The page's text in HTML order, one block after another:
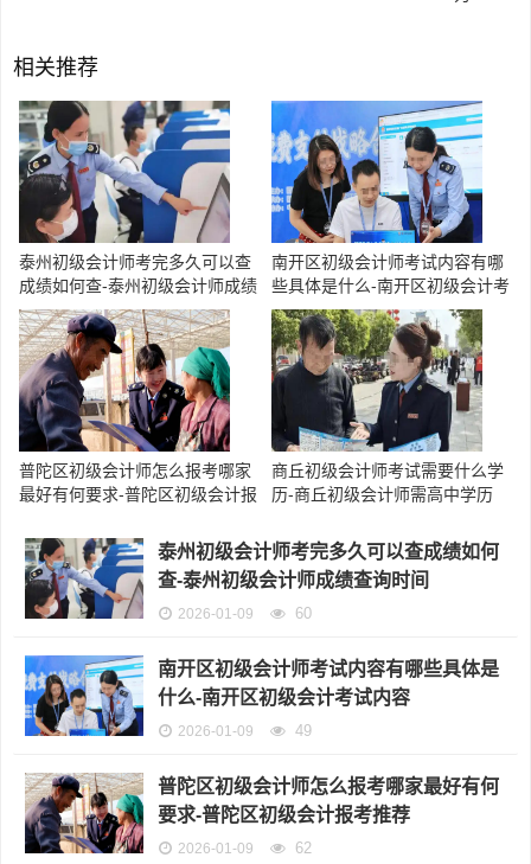
相关推荐
泰州初级会计师考完多久可以查
成绩如何查-泰州初级会计师成绩
查询时间
南开区初级会计师考试内容有哪
些具体是什么-南开区初级会计考
试内容
普陀区初级会计师怎么报考哪家
最好有何要求-普陀区初级会计报
商丘初级会计师考试需要什么学
历-商丘初级会计师需高中学历
泰州初级会计师考完多久可以查成绩如何
查-泰州初级会计师成绩查询时间
2026-01-09 60
南开区初级会计师考试内容有哪些具体是
什么-南开区初级会计考试内容
2026-01-09 49
普陀区初级会计师怎么报考哪家最好有何
要求-普陀区初级会计报考推荐
2026-01-09 62